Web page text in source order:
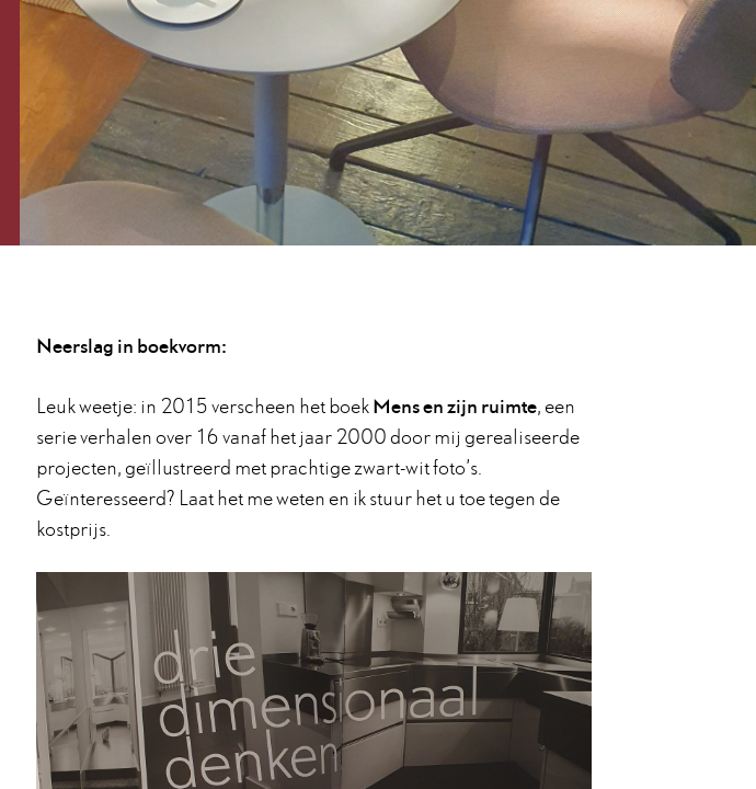
Neerslag in boekvorm:
Leuk weetje: in 2015 verscheen het boekMens en zijn ruimte, een
serie verhalen over 16 vanaf het jaar 2000 door mij gerealiseerde
projecten, geïllustreerd met prachtige zwart-wit foto’s.
Geïnteresseerd? Laat het me weten en ik stuur het u toe tegen de
kostprijs.